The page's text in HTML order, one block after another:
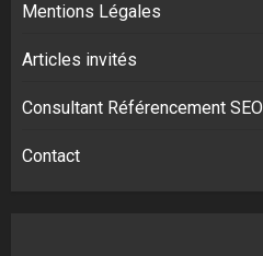
Mentions Légales
Articles invités
Consultant Référencement SEO
Contact